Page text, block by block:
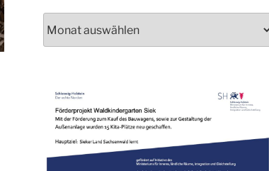
auch
Archiv!